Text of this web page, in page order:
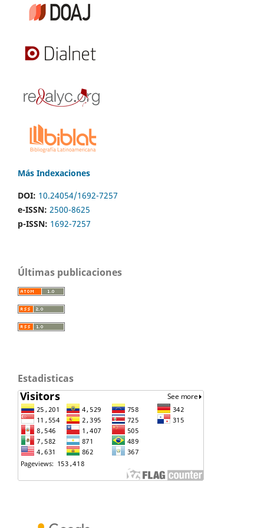
Más Indexaciones
DOI: 10.24054/1692-7257
e-ISSN: 2500-8625
p-ISSN: 1692-7257
Últimas publicaciones
Estadisticas